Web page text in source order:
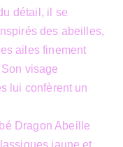
détail, il se
des abeilles,
ailes finement
visage
lui confèrent un
Dragon Abeille
jaune et